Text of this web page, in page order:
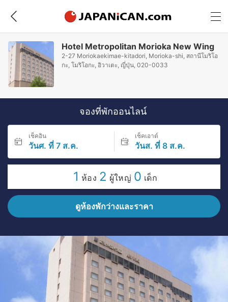
Hotel Metropolitan Morioka New Wing
2-27 Moriokaekimae-kitadori, Morioka-shi, สถานีโมริโอ
กะ, โมริโอกะ, อิวาเตะ, ญี่ปุ่น, 020-0033
จองที่พักออนไลน์
เช็คอิน
วันศ. ที่ 7 ส.ค.
เช็คเอาต์
วันส. ที่ 8 ส.ค.
1 ห้อง 2 ผู้ใหญ่ 0 เด็ก
ดูห้องพักว่างและราคา